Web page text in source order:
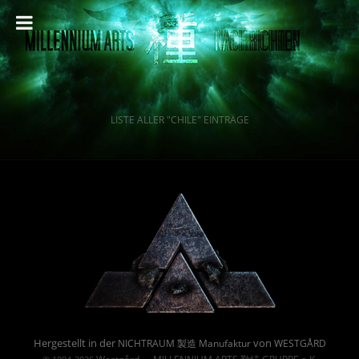
LISTE ALLER "CHILE" EINTRÄGE
Hergestellt in der NICHTRAUM 製造 Manufakturvon WESTGÅRD
Powered By :